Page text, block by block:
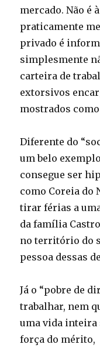
mercado. Não é
praticamente
privado é
simplesmente
carteira de
extorsivos
mostrados
Diferente do
um belo
consegue ser
como Coreia do
tirar férias a
da família
no território do
pessoa dessas
Já o “pobre de
trabalhar, nem
uma vida inteira
força do mérito,